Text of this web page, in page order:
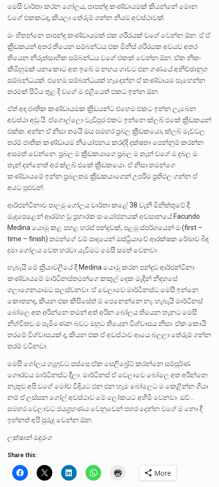
මෙසී වාර්තා කරන ගෝලය, පාපන්දු කණ්ඩායමක් කියන්නේ මොන
වගේ එකකටද, කියලා තේරුම් ගන්න නියම අවස්ථාවක්.
මං හිතන්නෙ පාපන්දු කණ්ඩායමක් එක ශරීරයක් වගේ වෙන්න ඕන. ඒ ඒ
ක්‍රීඩකයන් අතර තියෙන සම්බන්ධය එක මිනිස් ශරීරයක අවයව අතර
තියෙන නිරුත්සාහික සම්බන්ධය වගේ එකක් වෙන්න ඕන. ඒක නිකං
කිඹිහුමක් යනකොට අත ඉබේ ම නහය ගාවට එන ගණයේ අනිච්ඡානුග
සම්බන්ධයක්. එහෙම සම්බන්ධයක් හැදෙන්න ඒ කණ්ඩායම සෑහෙන්න
තරමක් පිටිය තුළ දි වගේ ම එළියෙත් එකට ඉන්න ඕන.
ඒත් අද ජාතික කණ්ඩායමක ක්‍රීඩයන්ට එහෙම එකට ඉන්න ලැබෙන
අවස්ථා අඩු යි. ඒගොල්ලො වැඩිපුර එකට ඉන්නෙ ක්ලබ් එකේ ක්‍රිඩකයන්
එක්ක. අන්න ඒ නිසා තමයි ඔය සමහර ප්‍රබල ක්‍රීඩකයො, ක්ලබ් මැච්වල
තරම් ජාතික කණ්ඩායම නියෝජනය කරද්දි දක්ෂතා පෙන්නුම් කරන්න
අසමත් වෙන්නෙ. ප්‍රබල ම ක්‍රීඩකයාගෙ ප්‍රබල ම තැන් වගේ ම දුබල ම
තැන් දන්නෙත් අර ක්ලබ් එකේ ක්‍රීඩකයො. ඒ නිසා තමන්ගෙ
කණ්ඩායමේ ඉන්න ප්‍රබලතම ක්‍රීඩකයාගෙන් උපරිම ප්‍රතිඵල ගන්න ඒ
අයට පුළුවන්.
ආර්ජන්ටිනාව පාලමු ගෝලය වාර්තා කළේ 38 වැනි මිනිත්තුවේ දී.
මැදපෙළෙන් ආරම්භ වූ ප්‍රහාරක සංයෝජනයක් අවසානයේ Facundo
Medina යොමු කළ පහළ හරස් පන්දුවක්, පළමු ස්පර්ශයෙන් ම (first –
time – finish) තමන්ගේ වම් පාදයෙන් ඔස්ට්‍රියාවේ ආරක්ෂක රේඛාව බිඳ
දමා ගෝලය වෙත හරවා යැවීමට මෙසී සමත් වෙනවා.
හැබැයි මේ ක්‍රියාවලියේ දී Medina යොමු කරන පන්දුව ආර්ජන්ටිනා
කණ්ඩායමේ මාර්ටිනස්තමන්ගෙ කකුල් දෙක මැදින් නිදහසේ
ගලාගෙනයාමට සලස්වනවා. ඒ වෙලාවෙ මාර්ටිනස්ට මෙසී ඉන්නෙ
කොතනද, කියන එක කිසිසේත් ම පෙනෙන්නෙ නෑ. හැබැයි මාර්ටිනස්
බෝලෙ අත අරින්නෙ තමන් අත් අරින බෝලය තියෙන තැනට මෙසී
නිශ්චිතව ම පැමිණෙන බවට ඔහුට තියෙන විශ්වාසය නිසා. ඒක කොයි
තරමේ විශ්වාසයක් ද, කියන එක ඒ අවස්ථාව ආයෙ බලලා තේරුම් ගන්න
තරම් වටිනවා.
මෙසී ගෝලය ගැහුවට පස්සෙ ඒක සෙලිබ්‍රේට් කරන්නෙ සම්පූර්ණ
ගෞරවය මාර්ටිනස්ට දීලා. මාර්ටිනස් ඒ වෙලාවෙ බෝලෙ අත අරින්නෙ
නැතුව අපි වගේ මෝඩ විදියට එන එන හැම බෝලෙට ම කෙළින්න ගියා
නම් ඒ ලස්සන ගෝල් අවස්ථාව මේ ලෝකයට අහිමි වෙනවා. ඔව්…
සමහර වෙලාවට ජයග්‍රහණය වෙනුවෙන් පහර දෙන්න වගේ ම නො දී
ඉන්නත් අපි පුරුදු වෙන්න ඕන.
ලක්ෂාන් මදුරංග
Share this:
More